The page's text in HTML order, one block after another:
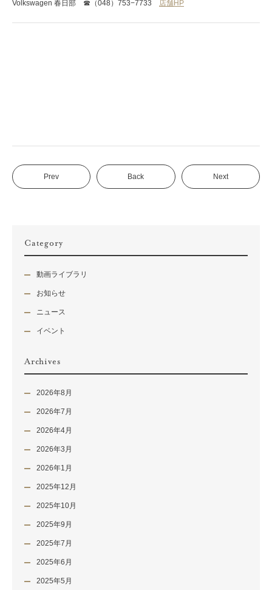
Volkswagen 春日部 ☎︎（048）753−7733 店舗HP
Prev Back Next
Category
動画ライブラリ
お知らせ
ニュース
イベント
Archives
2026年8月
2026年7月
2026年4月
2026年3月
2026年1月
2025年12月
2025年10月
2025年9月
2025年7月
2025年6月
2025年5月